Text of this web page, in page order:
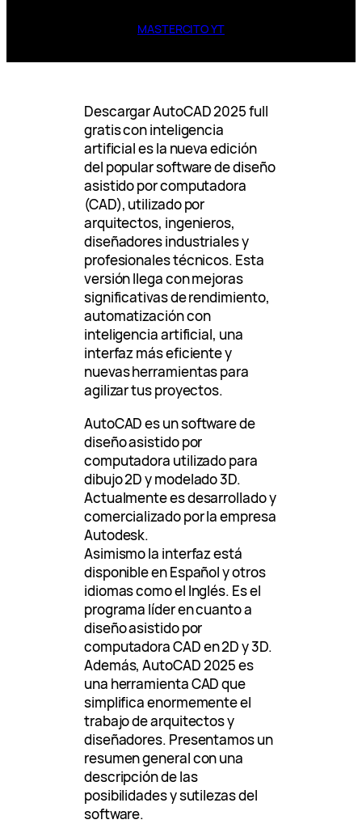
MASTERCITO YT
Descargar AutoCAD 2025 full
gratis con inteligencia
artificial es la nueva edición
del popular software de diseño
asistido por computadora
(CAD), utilizado por
arquitectos, ingenieros,
diseñadores industriales y
profesionales técnicos. Esta
versión llega con mejoras
significativas de rendimiento,
automatización con
inteligencia artificial, una
interfaz más eficiente y
nuevas herramientas para
agilizar tus proyectos.
AutoCAD es un software de
diseño asistido por
computadora utilizado para
dibujo 2D y modelado 3D.
Actualmente es desarrollado y
comercializado por la empresa
Autodesk.
Asimismo la interfaz está
disponible en Español y otros
idiomas como el Inglés. Es el
programa líder en cuanto a
diseño asistido por
computadora CAD en 2D y 3D.
Además, AutoCAD 2025 es
una herramienta CAD que
simplifica enormemente el
trabajo de arquitectos y
diseñadores. Presentamos un
resumen general con una
descripción de las
posibilidades y sutilezas del
software.